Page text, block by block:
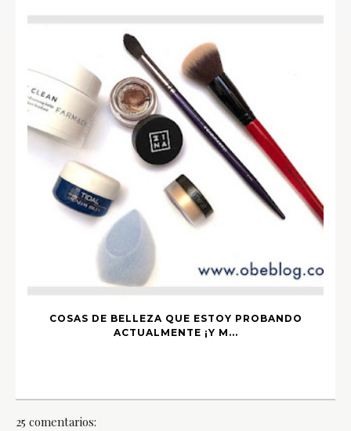
COSAS DE BELLEZA QUE ESTOY PROBANDO
ACTUALMENTE ¡Y M...
25 comentarios: